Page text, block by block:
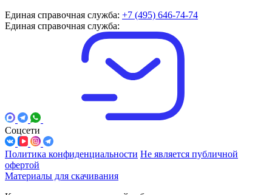
Единая справочная служба: +7 (495) 646-74-74
Единая справочная служба:
Соцсети
Политика конфиденциальности Не является публичной
офертой
Материалы для скачивания